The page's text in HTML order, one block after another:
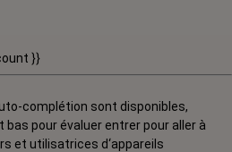
}}
complétion sont disponibles,
pour évaluer entrer pour aller à
et utilisatrices d‘appareils